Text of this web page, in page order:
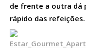
de frente a outra dá
rápido das refeições.